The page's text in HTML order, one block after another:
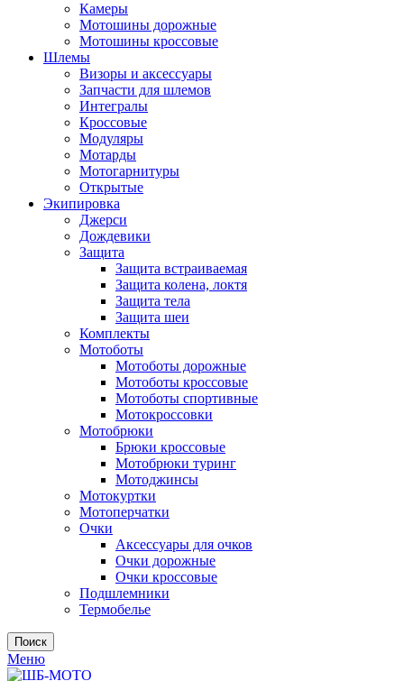
Камеры
Мотошины дорожные
Мотошины кроссовые
Шлемы
Визоры и аксессуары
Запчасти для шлемов
Интегралы
Кроссовые
Модуляры
Мотарды
Мотогарнитуры
Открытые
Экипировка
Джерси
Дождевики
Защита
Защита встраиваемая
Защита колена, локтя
Защита тела
Защита шеи
Комплекты
Мотоботы
Мотоботы дорожные
Мотоботы кроссовые
Мотоботы спортивные
Мотокроссовки
Мотобрюки
Брюки кроссовые
Мотобрюки туринг
Мотоджинсы
Мотокуртки
Мотоперчатки
Очки
Аксессуары для очков
Очки дорожные
Очки кроссовые
Подшлемники
Термобелье
Поиск
Меню